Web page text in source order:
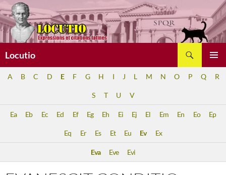
Aller
au
contenu
Locutio
A B C D E F G H I J L M N O P Q R
S T U V
Ea Eb Ec Ed Ef Eg Eh Ei Ej El Em En Eo Ep
Eq Er Es Et Eu Ev Ex
Eva Eve Evi